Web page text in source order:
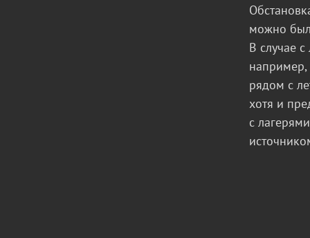
можно
В случае
например,
рядом с
хотя и
с